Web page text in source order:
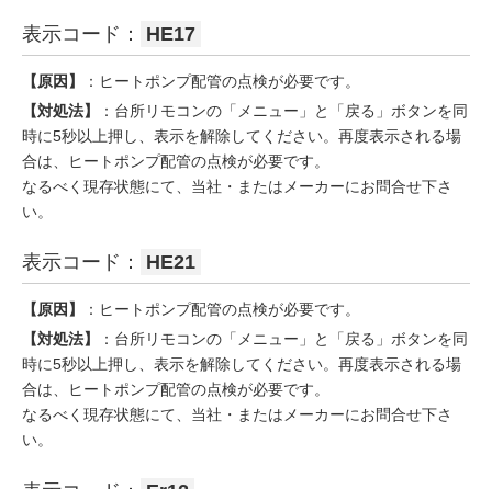
表示コード： HE17
【原因】
：ヒートポンプ配管の点検が必要です。
【対処法】
：台所リモコンの「メニュー」と「戻る」ボタンを同
時に5秒以上押し、表示を解除してください。再度表示される場
合は、ヒートポンプ配管の点検が必要です。
なるべく現存状態にて、当社・またはメーカーにお問合せ下さ
い。
表示コード： HE21
【原因】
：ヒートポンプ配管の点検が必要です。
【対処法】
：台所リモコンの「メニュー」と「戻る」ボタンを同
時に5秒以上押し、表示を解除してください。再度表示される場
合は、ヒートポンプ配管の点検が必要です。
なるべく現存状態にて、当社・またはメーカーにお問合せ下さ
い。